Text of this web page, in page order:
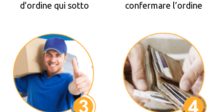
d’ordine qui sotto
confermare l’ordine